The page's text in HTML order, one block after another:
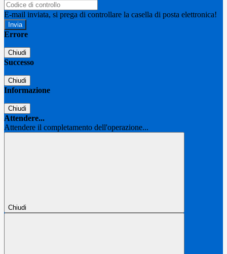
E-mail inviata, si prega di controllare la casella di posta elettronica!
Errore
Chiudi
Successo
Chiudi
Informazione
Chiudi
Attendere...
Attendere il completamento dell'operazione...
Chiudi